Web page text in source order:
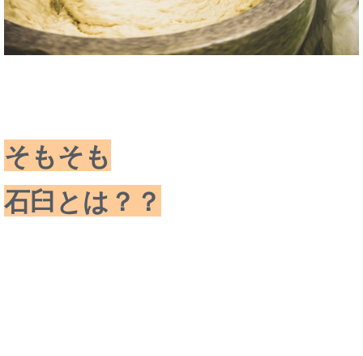
そもそも
石臼とは？？